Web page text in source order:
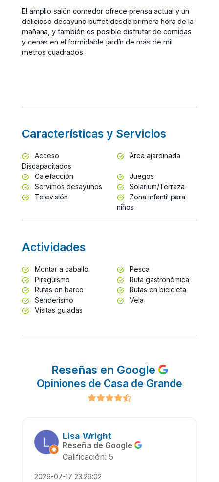
El amplio salón comedor ofrece prensa actual y un
delicioso desayuno buffet desde primera hora de la
mañana, y también es posible disfrutar de comidas
y cenas en el formidable jardín de más de mil
metros cuadrados.
Características y Servicios
Acceso
Discapacitados
Área ajardinada
Calefacción
Juegos
Servimos desayunos
Solarium/Terraza
Televisión
Zona infantil para
niños
Actividades
Montar a caballo
Pesca
Piragüismo
Ruta gastronómica
Rutas en barco
Rutas en bicicleta
Senderismo
Vela
Visitas guiadas
Reseñas en Google
Opiniones de Casa de Grande
Lisa Wright
Reseña de Google
Calificación: 5
2026-07-17 23:29:02